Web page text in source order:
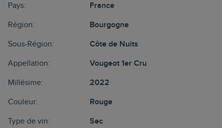
Pays: France
Région: Bourgogne
Sous-Région: Côte de Nuits
Appellation: Vougeot 1er Cru
Millésime: 2022
Couleur: Rouge
Type de vin: Sec